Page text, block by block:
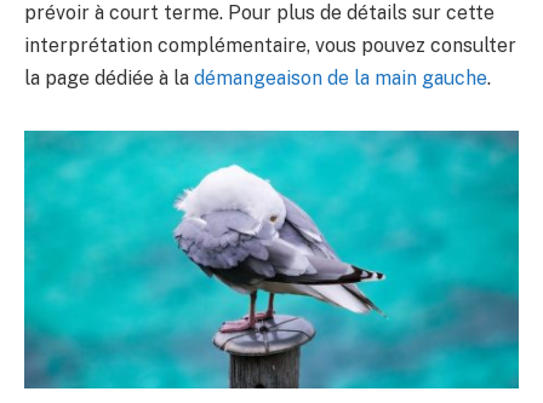
prévoir à court terme. Pour plus de détails sur cette
interprétation complémentaire, vous pouvez consulter
la page dédiée à la démangeaison de la main gauche.